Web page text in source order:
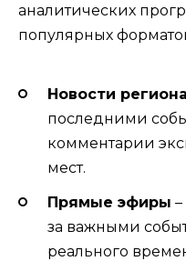
аналитических
популярных
Новости региона
последними
комментарии
мест.
Прямые эфиры
за важными
реального